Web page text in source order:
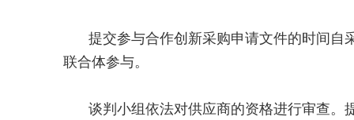
提交参与合作创新采购申请文件的时间自
联合体参与。
谈判小组依法对供应商的资格进行审查。